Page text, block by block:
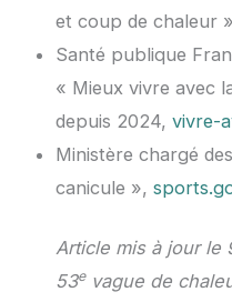
et coup de chaleur
Santé publique
« Mieux vivre avec
depuis 2024, vivre-
Ministère chargé
canicule »,
Article mis à jour le
53evague de